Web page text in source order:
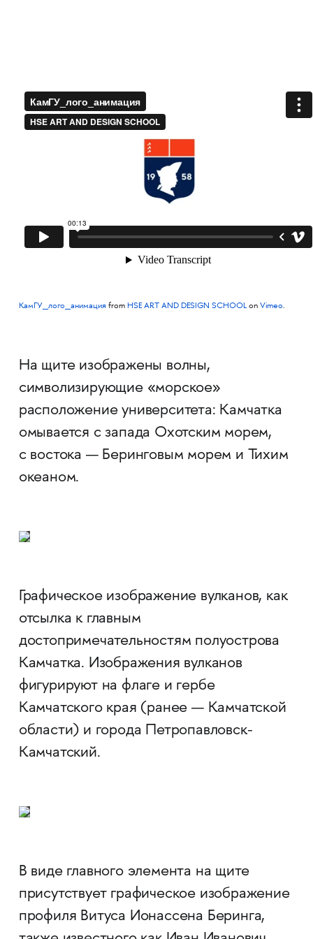
КамГУ_лого_анимацияfrom HSE ART AND DESIGN SCHOOLon Vimeo.
На щите изображены волны,
символизирующие «морское»
расположение университета: Камчатка
омывается с запада Охотским морем,
с востока — Беринговым морем и Тихим
океаном.
Графическое изображение вулканов, как
отсылка к главным
достопримечательностям полуострова
Камчатка. Изображения вулканов
фигурируют на флаге и гербе
Камчатского края (ранее — Камчатской
области) и города Петропавловск-
Камчатский.
В виде главного элемента на щите
присутствует графическое изображение
профиля Витуса Ионассена Беринга,